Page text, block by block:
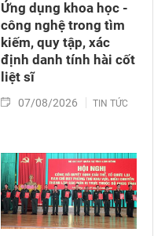
Ứng dụng khoa học -
công nghệ trong tìm
kiếm, quy tập, xác
định danh tính hài cốt
liệt sĩ
07/08/2026 TIN TỨC